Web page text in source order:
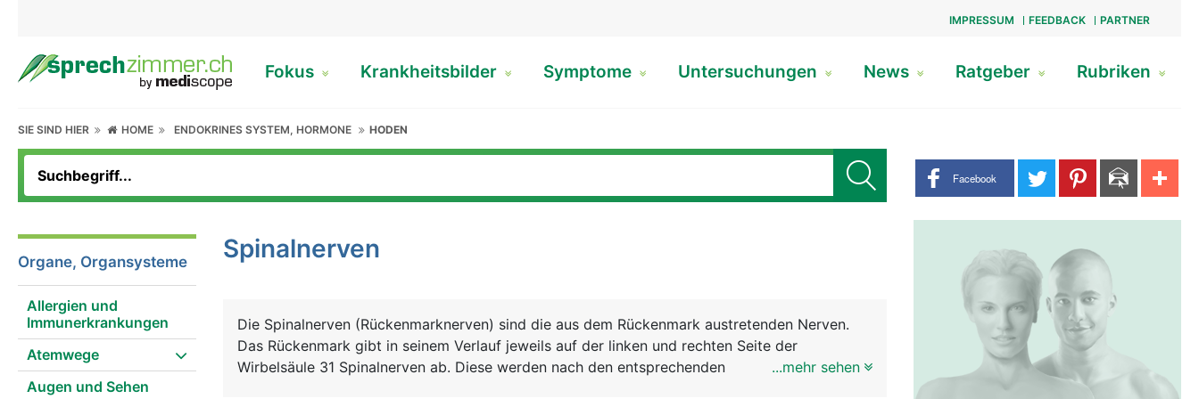
IMPRESSUM FEEDBACK PARTNER
Fokus Krankheitsbilder Symptome Untersuchungen News Ratgeber Rubriken
SIE SIND HIER HOME ENDOKRINES SYSTEM, HORMONE HODEN
Share buttons
Facebook
Organe, Organsysteme
Allergien und
Immunerkrankungen
Atemwege
Augen und Sehen
Spinalnerven
Die Spinalnerven (Rückenmarknerven) sind die aus dem Rückenmark austretenden Nerven.
Das Rückenmark gibt in seinem Verlauf jeweils auf der linken und rechten Seite der
Wirbelsäule 31 Spinalnerven ab. Diese werden nach den entsprechenden
...mehr sehen